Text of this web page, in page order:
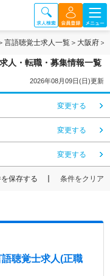
言語聴覚士求人一覧 大阪府
人・転職・募集情報一覧
2026年08月09日(日)更新
変更する
変更する
変更する
保存する 条件をクリア
聴覚士求人(正職